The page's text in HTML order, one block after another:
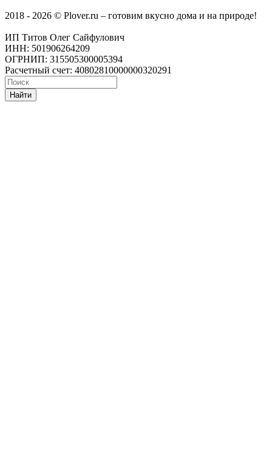
2018 - 2026 © Plover.ru – готовим вкусно дома и на природе!
ИП Титов Олег Сайфулович
ИНН: 501906264209
ОГРНИП: 315505300005394
Расчетный счет: 40802810000000320291
Найти